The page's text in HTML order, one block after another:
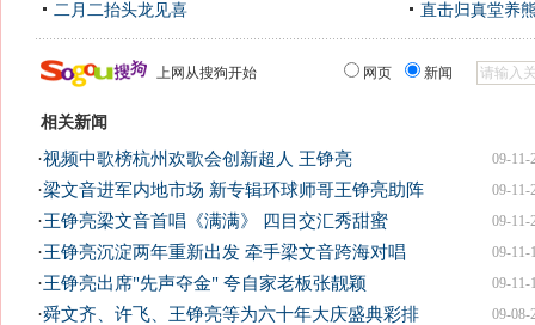
二月二抬头龙见喜 直击归真堂养
上网从搜狗开始 网页 新闻
相关新闻
09-11-
·视频中歌榜杭州欢歌会创新超人 王铮亮
09-11-
·梁文音进军内地市场 新专辑环球师哥王铮亮助阵
09-11-
·王铮亮梁文音首唱《满满》 四目交汇秀甜蜜
09-11-
·王铮亮沉淀两年重新出发 牵手梁文音跨海对唱
09-11-
·王铮亮出席"先声夺金" 夸自家老板张靓颖
09-08-
·舜文齐、许飞、王铮亮等为六十年大庆盛典彩排